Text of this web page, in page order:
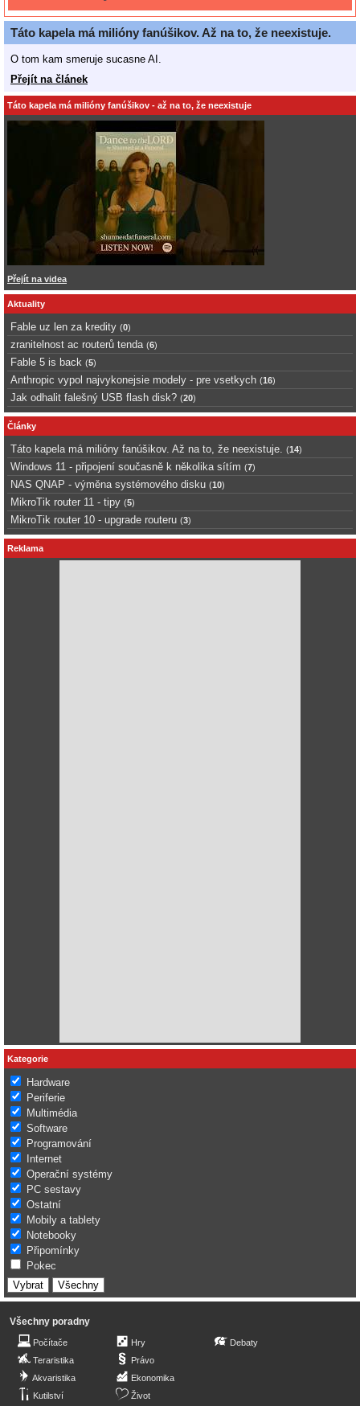
Táto kapela má milióny fanúšikov. Až na to, že neexistuje.
O tom kam smeruje sucasne AI.
Přejít na článek
Táto kapela má milióny fanúšikov - až na to, že neexistuje
Přejít na videa
Aktuality
Fable uz len za kredity (0)
zranitelnost ac routerů tenda (6)
Fable 5 is back (5)
Anthropic vypol najvykonejsie modely - pre vsetkych (16)
Jak odhalit falešný USB flash disk? (20)
Články
Táto kapela má milióny fanúšikov. Až na to, že neexistuje. (14)
Windows 11 - připojení současně k několika sítím (7)
NAS QNAP - výměna systémového disku (10)
MikroTik router 11 - tipy (5)
MikroTik router 10 - upgrade routeru (3)
Reklama
Kategorie
Hardware
Periferie
Multimédia
Software
Programování
Internet
Operační systémy
PC sestavy
Ostatní
Mobily a tablety
Notebooky
Připomínky
Pokec
Všechny poradny
Počítače
Teraristika
Akvaristika
Kutilství
Hry
Právo
Ekonomika
Život
Debaty